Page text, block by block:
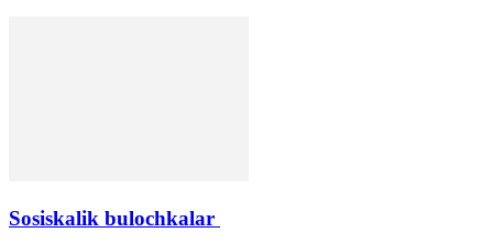
Sosiskalik bulochkalar